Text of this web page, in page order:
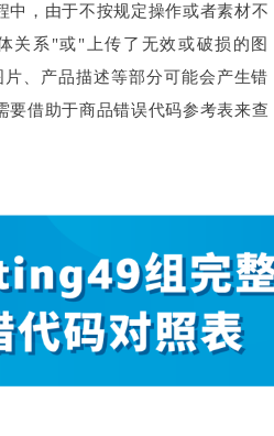
中，由于不按规定操作或者素材不
关系"或"上传了无效或破损的图
、产品描述等部分可能会产生错
要借助于商品错误代码参考表来查